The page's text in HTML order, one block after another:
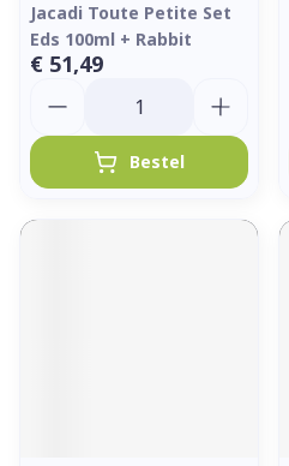
Jacadi Toute Petite Set
Eds 100ml + Rabbit
€ 51,49
Bestel